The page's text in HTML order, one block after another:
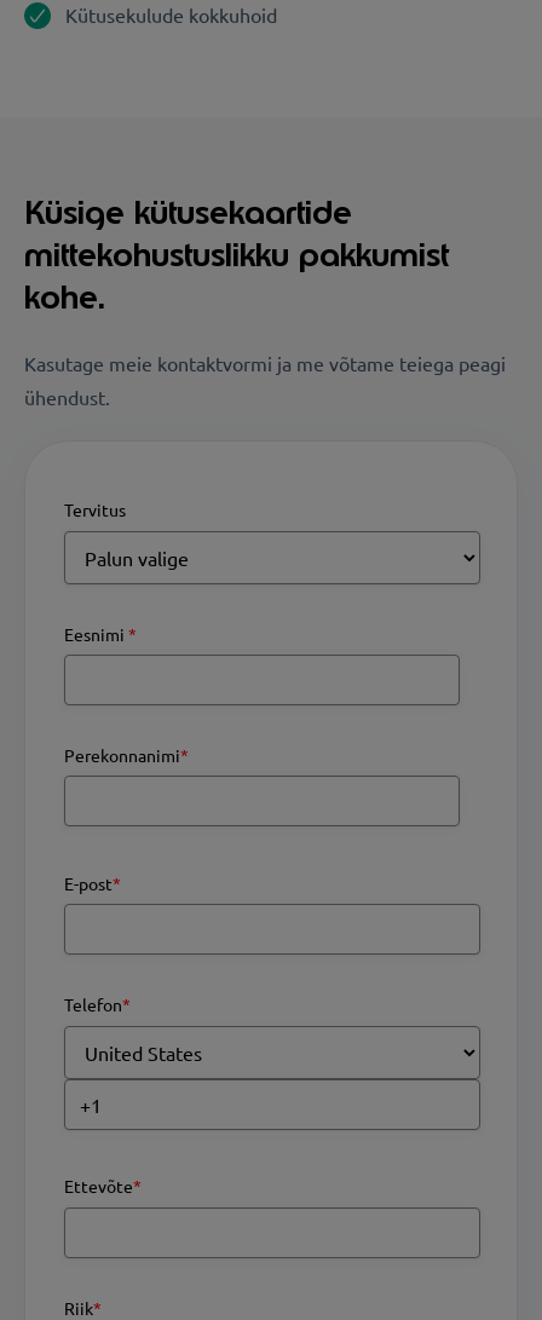
Kütusekulude kokkuhoid
Küsige kütusekaartide
mittekohustuslikku pakkumist
kohe.
Kasutage meie kontaktvormi ja me võtame teiega peagi
ühendust.
Tervitus
Eesnimi *
Perekonnanimi*
E-post*
Telefon*
Ettevõte*
Riik*